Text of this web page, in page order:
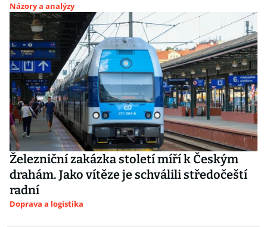
Názory a analýzy
Železniční zakázka století míří k Českým
drahám. Jako vítěze je schválili středočeští
radní
Doprava a logistika